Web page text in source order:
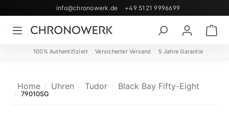
Zum Hauptinhalt springen
info@chronowerk.de +49 5121 9996699
100% Authentifiziert Versicherter Versand 5 Jahre Garantie
Home Uhren Tudor Black Bay Fifty-Eight
79010SG